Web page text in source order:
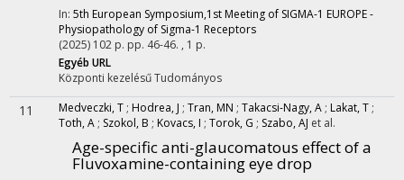
In: 5th European Symposium,1st Meeting of SIGMA-1 EUROPE -
Physiopathology of Sigma-1 Receptors
(2025) 102 p. pp. 46-46. , 1 p.
Egyéb URL
Központi kezelésűTudományos
11 Medveczki, T ; Hodrea, J ; Tran, MN ; Takacsi-Nagy, A ; Lakat, T ;
Toth, A ; Szokol, B ; Kovacs, I ; Torok, G ; Szabo, AJ et al.
Age-specific anti-glaucomatous effect of a
Fluvoxamine-containing eye drop